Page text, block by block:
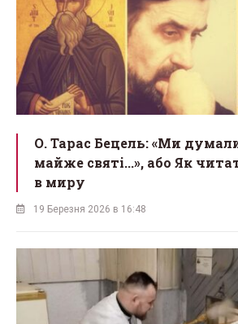
О. Тарас Бецель: «Ми
майже святі...», або Як
в миру
19 Березня 2026 в 16:48